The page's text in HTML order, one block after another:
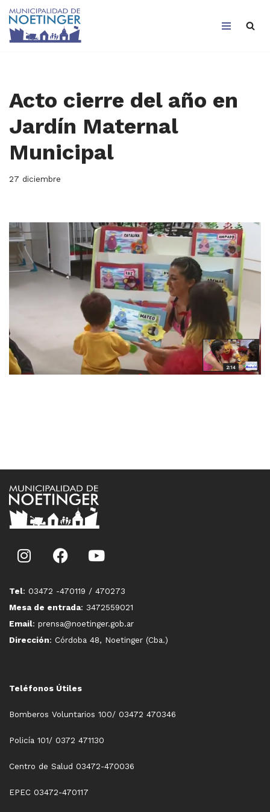
Saltar
Acto cierre del año en
Jardín Maternal
Municipal
27 diciembre
Tel: 03472 -470119 / 470273
Mesa de entrada: 3472559021
Email: prensa@noetinger.gob.ar
Dirección: Córdoba 48, Noetinger (Cba.)
Teléfonos Útiles
Bomberos Voluntarios 100/ 03472 470346
Policía 101/ 0372 471130
Centro de Salud 03472-470036
EPEC 03472-470117